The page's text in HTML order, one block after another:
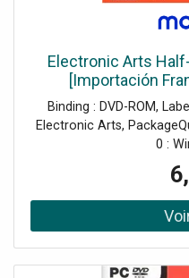
Electronic Arts
[Importación
Binding : DVD-ROM,
Electronic Arts,
0 :